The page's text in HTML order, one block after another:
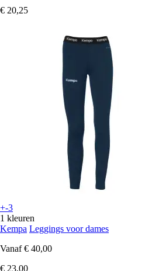
€ 20,25
+-3
1 kleuren
Kempa Leggings voor dames
Vanaf € 40,00
€ 23,00